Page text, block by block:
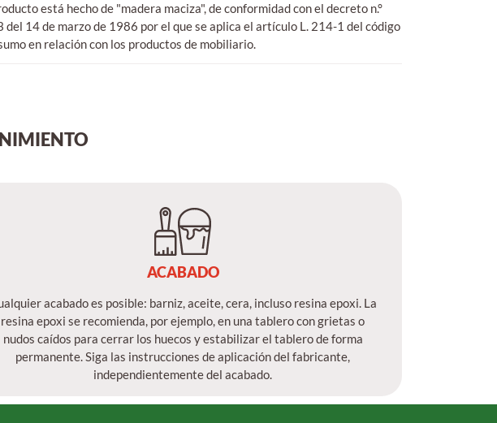
está hecho de "madera maciza", de conformidad con el decreto n.°
del 14 de marzo de 1986 por el que se aplica el artículo L. 214-1 del código
en relación con los productos de mobiliario.
ACABADO
acabado es posible: barniz, aceite, cera, incluso resina epoxi. La
resina epoxi se recomienda, por ejemplo, en una tablero con grietas o
nudos caídos para cerrar los huecos y estabilizar el tablero de forma
permanente. Siga las instrucciones de aplicación del fabricante,
independientemente del acabado.